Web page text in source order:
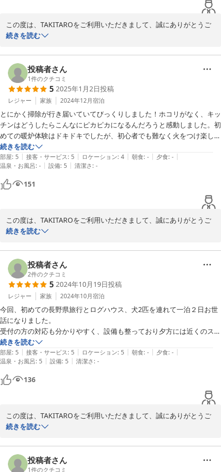
いますが(アクティビティで疲れると辛い……)自然を感じてのんびりす
とても良い旅行でした。
この度は、TAKITAROをご利用いただきまして、誠にありがとうご
ざいました。
ＢＱコンロや網・鉄板の洗い不要なのも、当施設が選ばれるポイン
トだと自負しております。ＢＢＱの片付けの面でもお客様の役に立
つことができてよかったです。
また、清掃スタッフの励みにもなる口コミ投稿もありがとうござい
ます。引き続き、気合いをいれて清掃業務にも取り組んできます。
これからは、お客様の別荘としてご利用くださいませ。またのご宿
泊心より歓迎申し上げます。
2025-09-06
続きを読む
投稿者さん
1件のクチコミ
5 2025年1月2日投稿
レジャー 家族 2024年12月宿泊
とにかく掃除が行き届いていてびっくりしました！ホコリがなく、キッ
チンはどうしたらこんなにピカピカになるんだろうと感動しました。初
めての暖炉体験はドキドキでしたが、初心者でも難なく火をつけ楽しむ
ことができました。年末年始で寒い時期なのに部屋はとっても暖かく、
本当に快適に過ごせました！
続きを読む
部屋: 5 | 接客・サービス: 5 | ロケーション: 4 | 朝食: - | 夕食: - |
温泉・お風呂: - | 設備: 5 | 清潔さ: -
151
この度は、TAKITAROをご利用いただきまして、誠にありがとうご
ざいました。快適に過ごせたとのことで、嬉しく思います。コテー
し、この口コミ投稿を励みに、より一層清掃も頑張っていきます。
薪ストーブも楽しむことができてよかったです。
これからはお客様の別荘として、ご利用くださいませ。またのご宿
泊心より歓迎申し上げます。
2025-01-11
続きを読む
投稿者さん
2件のクチコミ
5 2024年10月19日投稿
レジャー 家族 2024年10月宿泊
今回、初めての長野県旅行とログハウス、犬2匹を連れて一泊２日お世
話になりました。
受付の方の対応も分かりやすく、設備も整っており夕方には近くのスー
パーに食材を買いに行きバーベキューをして楽しむことが出来ました。
夜はとても静かで夜景をバックにログハウスの写真を撮りましたが絵本
に出てきそうな素敵な記念となりました。
また長野県に行ったら連泊をしたいです。お世話なりました。ありがと
うございました。
続きを読む
部屋: 5 | 接客・サービス: 5 | ロケーション: 5 | 朝食: - | 夕食: - |
温泉・お風呂: 5 | 設備: 5 | 清潔さ: -
136
この度は、TAKITAROをご利用いただきまして、誠にありがとうご
ざいました。絵本に出てきそうな素敵な記念になることができてス
を評価いただけて光栄です。これからはお客様の別荘として、ご利
用くださいませ。またのご宿泊心より歓迎申し上げます。
続きを読む
投稿者さん
1件のクチコミ